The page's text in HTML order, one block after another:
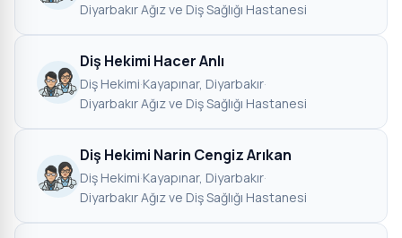
Diyarbakır Ağız ve Diş Sağlığı Hastanesi
Diş Hekimi Hacer Anlı
Diş Hekimi·Kayapınar, Diyarbakır·
Diyarbakır Ağız ve Diş Sağlığı Hastanesi
Diş Hekimi Narin Cengiz Arıkan
Diş Hekimi·Kayapınar, Diyarbakır·
Diyarbakır Ağız ve Diş Sağlığı Hastanesi